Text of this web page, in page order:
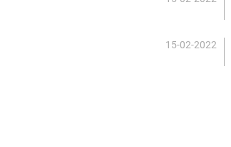
15-02-2022